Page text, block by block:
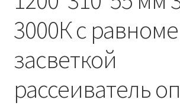
3000К с
засветкой
рассеиватель